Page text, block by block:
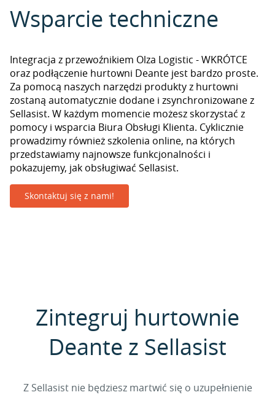
Wsparcie techniczne
Integracja z przewoźnikiem Olza Logistic - WKRÓTCE
oraz podłączenie hurtowni Deante jest bardzo proste.
Za pomocą naszych narzędzi produkty z hurtowni
zostaną automatycznie dodane i zsynchronizowane z
Sellasist. W każdym momencie możesz skorzystać z
pomocy i wsparcia Biura Obsługi Klienta. Cyklicznie
prowadzimy również szkolenia online, na których
przedstawiamy najnowsze funkcjonalności i
pokazujemy, jak obsługiwać Sellasist.
Skontaktuj się z nami!
Zintegruj hurtownie
Deante z Sellasist
Z Sellasist nie będziesz martwić się o uzupełnienie